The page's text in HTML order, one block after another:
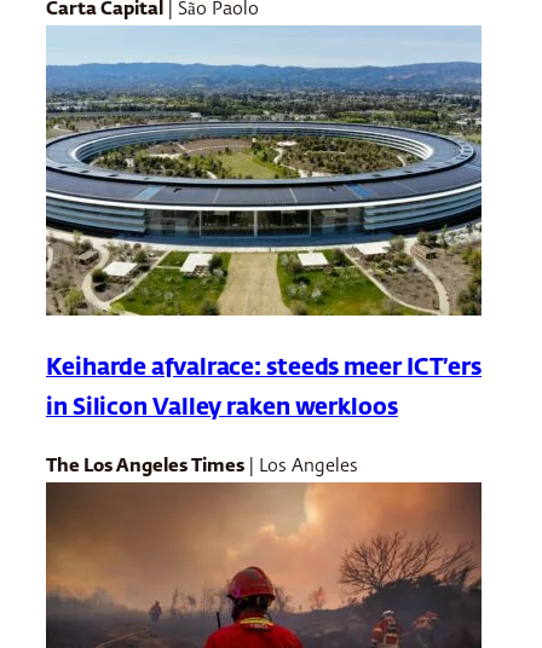
Carta Capital | São Paolo
Keiharde afvalrace: steeds meer ICT’ers
in Silicon Valley raken werkloos
The Los Angeles Times | Los Angeles